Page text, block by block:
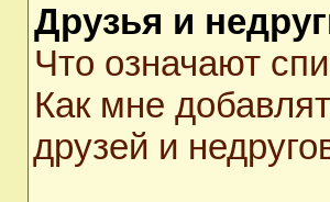
Друзья и
Что означают
Как мне
друзей и